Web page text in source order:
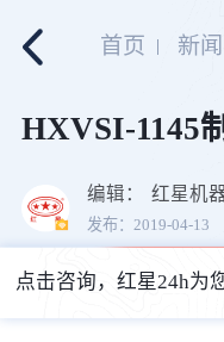
首页 新闻
HXVSI-1145
编辑： 红星机
发布：2019-04-13
点击咨询，红星24h为